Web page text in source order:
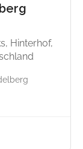
Hinterhof,